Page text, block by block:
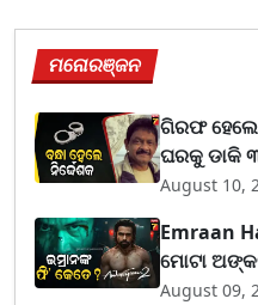
ମନୋରଞ୍ଜନ
ଗିରଫ
ଘରକୁ ଡାକି
August 10,
Emraan
ମୋଟା
August 09,